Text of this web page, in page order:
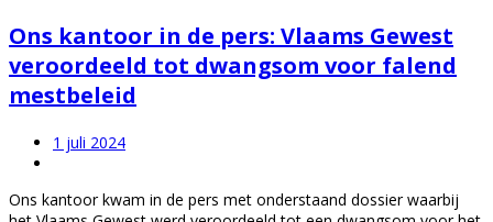
Ons kantoor in de pers: Vlaams Gewest
veroordeeld tot dwangsom voor falend
mestbeleid
1 juli 2024
Ons kantoor kwam in de pers met onderstaand dossier waarbij